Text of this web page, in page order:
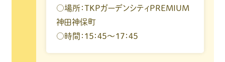
○場所：TKPガーデンシティPREMIUM
神田神保町
○時間：１５：４５～１７：４５